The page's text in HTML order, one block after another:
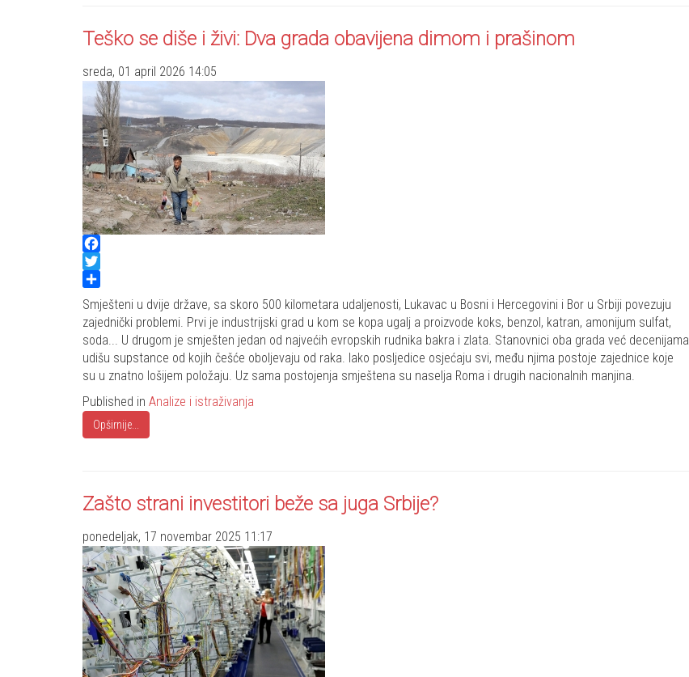
Teško se diše i živi: Dva grada obavijena dimom i prašinom
sreda, 01 april 2026 14:05
Facebook
Twitter
Share
Smješteni u dvije države, sa skoro 500 kilometara udaljenosti, Lukavac u Bosni i Hercegovini i Bor u Srbiji povezuju
zajednički problemi. Prvi je industrijski grad u kom se kopa ugalj a proizvode koks, benzol, katran, amonijum sulfat,
soda... U drugom je smješten jedan od najvećih evropskih rudnika bakra i zlata. Stanovnici oba grada već decenijama
udišu supstance od kojih češće oboljevaju od raka. Iako posljedice osjećaju svi, među njima postoje zajednice koje
su u znatno lošijem položaju. Uz sama postojenja smještena su naselja Roma i drugih nacionalnih manjina.
Published in Analize i istraživanja
Opširnije...
Zašto strani investitori beže sa juga Srbije?
ponedeljak, 17 novembar 2025 11:17